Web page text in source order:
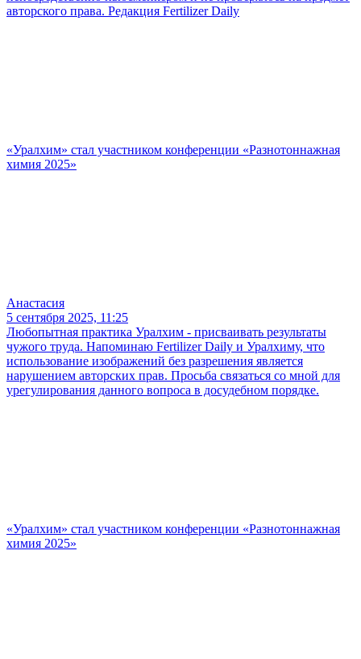
авторского права. Редакция Fertilizer Daily
«Уралхим» стал участником конференции «Разнотоннажная
химия 2025»
Анастасия
5 сентября 2025, 11:25
Любопытная практика Уралхим - присваивать результаты
чужого труда. Напоминаю Fertilizer Daily и Уралхиму, что
использование изображений без разрешения является
нарушением авторских прав. Просьба связаться со мной для
урегулирования данного вопроса в досудебном порядке.
«Уралхим» стал участником конференции «Разнотоннажная
химия 2025»